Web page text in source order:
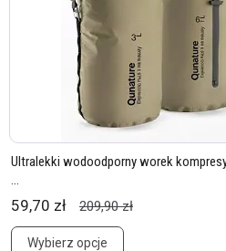
Ultralekki wodoodporny worek
...
59,70 zł 209,90 zł
Wybierz opcje